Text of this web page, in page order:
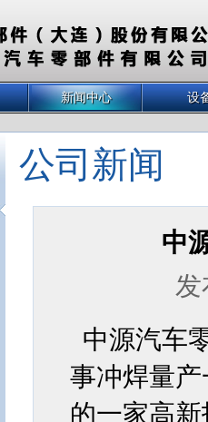
新闻中心 设
公司新闻
中
发
中源汽车
事冲焊量
的一家高